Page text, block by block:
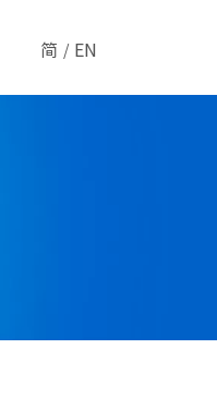
简 / EN